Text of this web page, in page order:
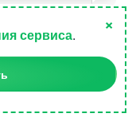
1
сервиса.
×